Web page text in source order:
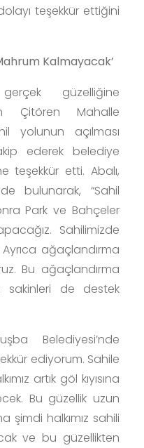
teşekkür ettiğini
Kalmayacak’
güzelliğine
Çitören Mahalle
yolunun açılması
ederek belediye
teşekkür etti. Abalı,
bulunarak, “Sahil
Park ve Bahçeler
Sahilimizde
ağaçlandırma
Bu ağaçlandırma
sakinleri de destek
Belediyesi’nde
ediyorum. Sahile
artık göl kıyısına
Bu güzellik uzun
şimdi halkımız sahili
ve bu güzellikten